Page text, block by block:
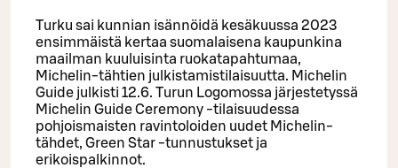
Turku sai kunnian isännöidä kesäkuussa 2023
ensimmäistä kertaa suomalaisena kaupunkina
maailman kuuluisinta ruokatapahtumaa,
Michelin-tähtien julkistamistilaisuutta. Michelin
Guide julkisti 12.6. Turun Logomossa järjestetyssä
Michelin Guide Ceremony -tilaisuudessa
pohjoismaisten ravintoloiden uudet Michelin-
tähdet, Green Star -tunnustukset ja
erikoispalkinnot.